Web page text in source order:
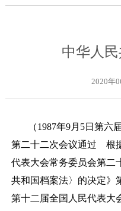
中华人
2020年
（1987年9月5日第六
第二十二次会议通过 根
代表大会常务委员会第二
共和国档案法〉的决定》
第十二届全国人民代表大